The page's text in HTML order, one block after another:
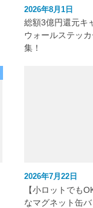
2026年8月1日
総額3億円還元キ
ウォールステッ
集！
2026年7月22日
【小ロットでも
なマグネット缶